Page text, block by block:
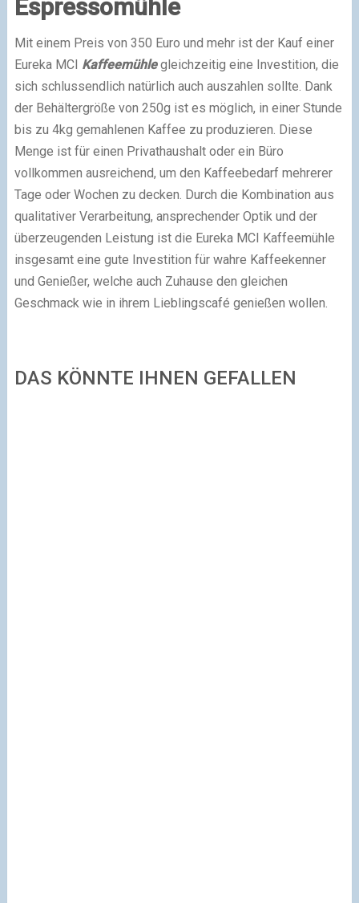
Espressomühle
Mit einem Preis von 350 Euro und mehr ist der Kauf einer
Eureka MCI Kaffeemühlegleichzeitig eine Investition, die
sich schlussendlich natürlich auch auszahlen sollte. Dank
der Behältergröße von 250g ist es möglich, in einer Stunde
bis zu 4kg gemahlenen Kaffee zu produzieren. Diese
Menge ist für einen Privathaushalt oder ein Büro
vollkommen ausreichend, um den Kaffeebedarf mehrerer
Tage oder Wochen zu decken. Durch die Kombination aus
qualitativer Verarbeitung, ansprechender Optik und der
überzeugenden Leistung ist die Eureka MCI Kaffeemühle
insgesamt eine gute Investition für wahre Kaffeekenner
und Genießer, welche auch Zuhause den gleichen
Geschmack wie in ihrem Lieblingscafé genießen wollen.
DAS KÖNNTE IHNEN GEFALLEN